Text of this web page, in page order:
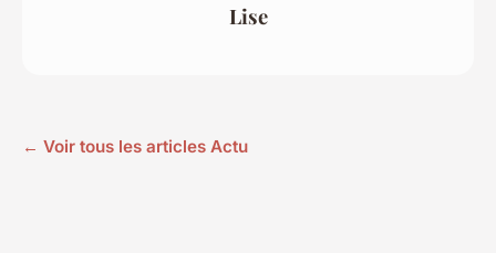
Lise
← Voir tous les articles Actu